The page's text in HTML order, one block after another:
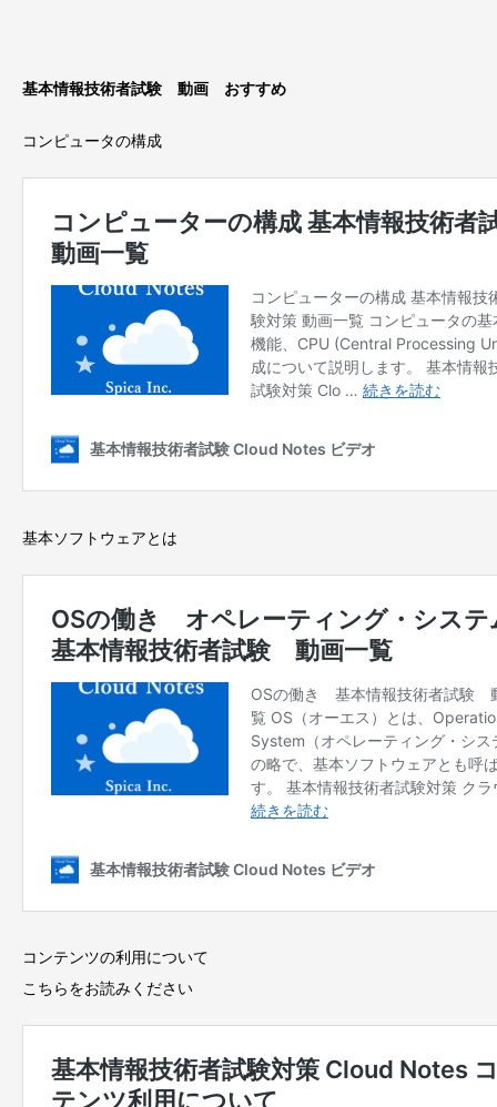
基本情報技術者試験 動画 おすすめ
コンピュータの構成
基本ソフトウェアとは
コンテンツの利用について
こちらをお読みください